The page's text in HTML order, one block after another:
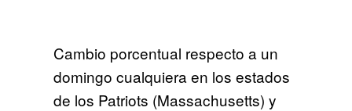
Cambio porcentual respecto a un
domingo cualquiera en los estados
de los Patriots (Massachusetts) y